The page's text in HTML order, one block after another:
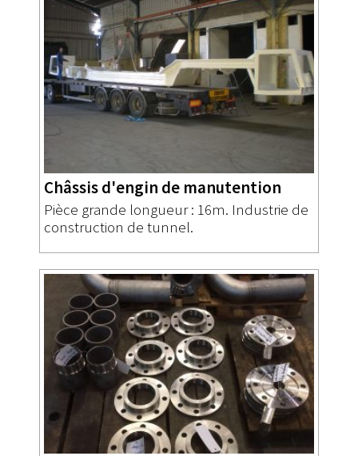
Châssis d'engin de manutention
Pièce grande longueur : 16m. Industrie de
construction de tunnel.